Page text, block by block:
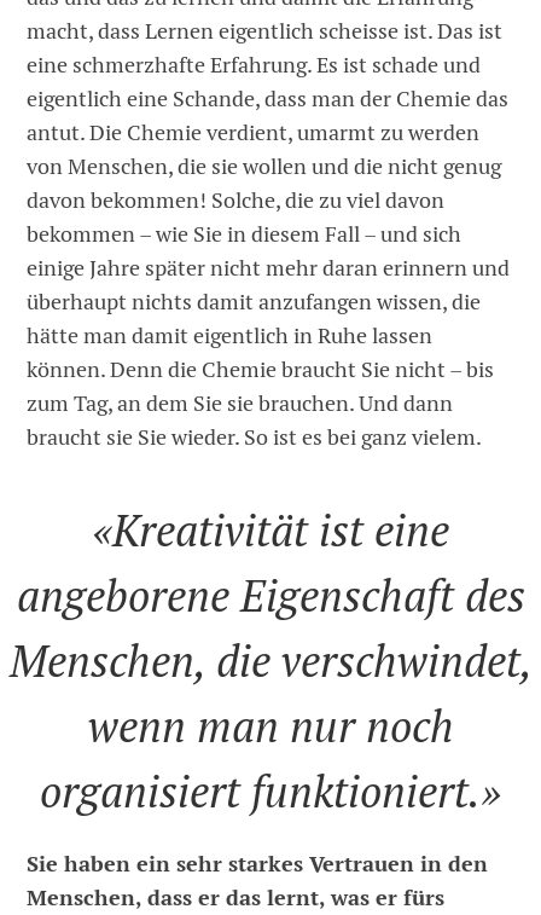
macht, dass Lernen eigentlich scheisse ist. Das ist
eine schmerzhafte Erfahrung. Es ist schade und
eigentlich eine Schande, dass man der Chemie das
antut. Die Chemie verdient, umarmt zu werden
von Menschen, die sie wollen und die nicht genug
davon bekommen! Solche, die zu viel davon
bekommen – wie Sie in diesem Fall – und sich
einige Jahre später nicht mehr daran erinnern und
überhaupt nichts damit anzufangen wissen, die
hätte man damit eigentlich in Ruhe lassen
können. Denn die Chemie braucht Sie nicht – bis
zum Tag, an dem Sie sie brauchen. Und dann
braucht sie Sie wieder. So ist es bei ganz vielem.
«Kreativität ist eine
angeborene Eigenschaft des
Menschen, die verschwindet,
wenn man nur noch
organisiert funktioniert.»
Sie haben ein sehr starkes Vertrauen in den
Menschen, dass er das lernt, was er fürs